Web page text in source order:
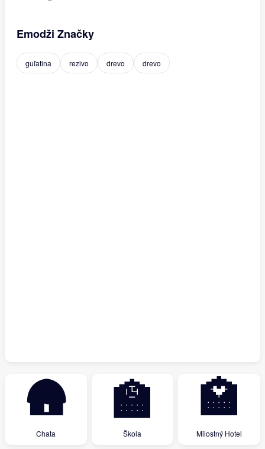
Emodži Značky
guľatina rezivo drevo drevo
🛖
Chata
🏫
Škola
🏩
Milostný Hotel